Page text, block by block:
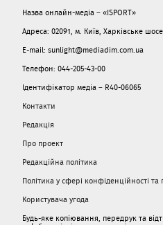
Назва онлайн-медіа – «ISPORT»
Адреса: 02091, м. Київ, Харківське
E-mail: sunlight@mediadim.com.ua
Телефон: 044-205-43-00
Ідентифікатор медіа – R40-06065
Контакти
Редакція
Про проект
Редакційна політика
Політика у сфері конфіденційності
Користувача угода
Будь-яке копіювання, передрук та